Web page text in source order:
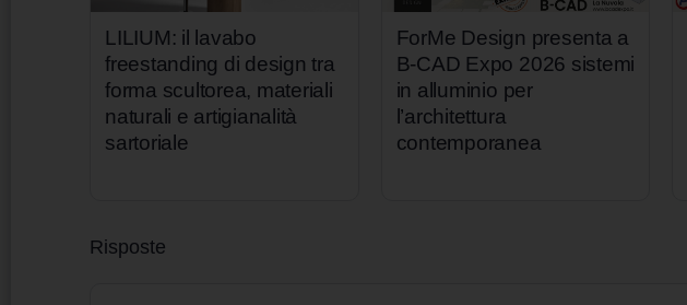
LILIUM: il lavabo
freestanding di design tra
forma scultorea, materiali
naturali e artigianalità
sartoriale
ForMe Design presenta a
B-CAD Expo 2026 sistemi
in alluminio per
l’architettura
contemporanea
Risposte